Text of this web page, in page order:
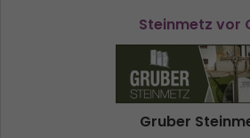
Steinmetz vor
Gruber